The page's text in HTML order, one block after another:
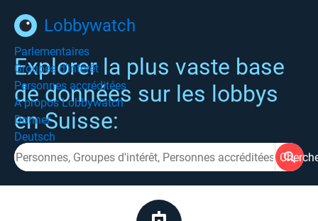
Lobbywatch
Parlementaires
Groupes d'intérêt
Personnes accréditées
À propos Lobbywatch
Donner
Deutsch
Explorer la plus vaste base
de données sur les lobbys
en Suisse: